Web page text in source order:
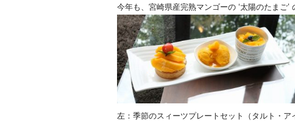
今年も、宮崎県産完熟マンゴーの ‘太陽のたまご’
左：季節のスィーツプレートセット（タルト・